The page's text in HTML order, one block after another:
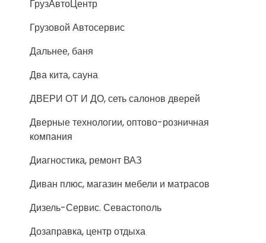
ГрузАвтоЦентр
Грузовой Автосервис
Дальнее, баня
Два кита, сауна
ДВЕРИ ОТ И ДО, сеть салонов дверей
Дверные технологии, оптово-розничная
компания
Диагностика, ремонт ВАЗ
Диван плюс, магазин мебели и матрасов
Дизель-Сервис. Севастополь
Дозаправка, центр отдыха